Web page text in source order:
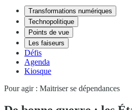
Transformations numériques
Technopolitique
Points de vue
Les faiseurs
Défis
Agenda
Kiosque
Pour agir : Maitriser se dépendances